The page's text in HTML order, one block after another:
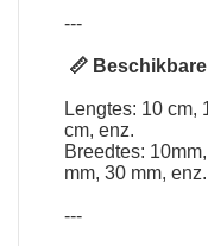
---
📏
Lengtes: 10 cm,
cm, enz.
Breedtes:
mm, 30 mm, enz.
---